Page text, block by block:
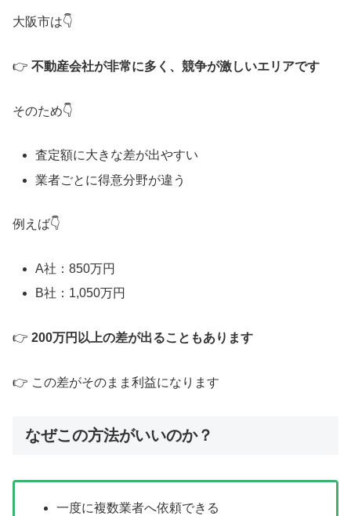
大阪市は👇
👉 不動産会社が非常に多く、競争が激しいエリアです
そのため👇
査定額に大きな差が出やすい
業者ごとに得意分野が違う
例えば👇
A社：850万円
B社：1,050万円
👉 200万円以上の差が出ることもあります
👉 この差がそのまま利益になります
なぜこの方法がいいのか？
一度に複数業者へ依頼できる